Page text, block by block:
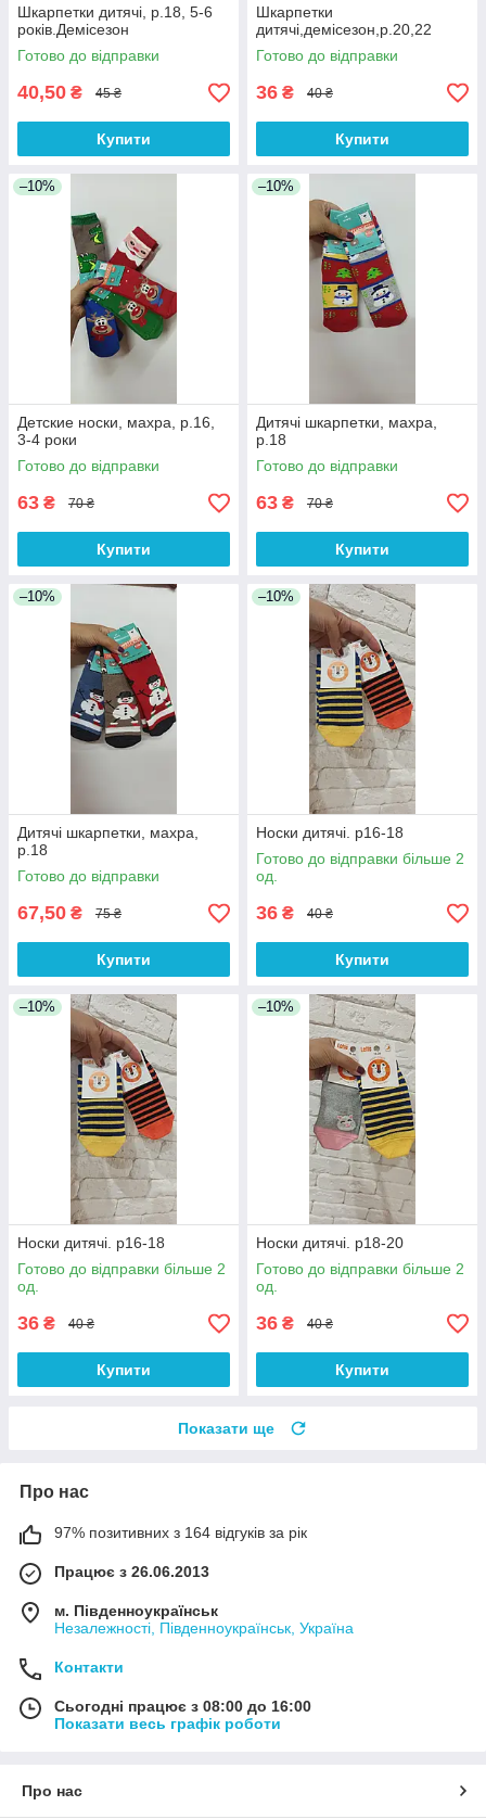
Шкарпетки дитячі, р.18, 5-6
років.Демісезон
Готово до відправки
40,50 ₴ 45 ₴
Купити
Шкарпетки
дитячі,демісезон,р.20,22
Готово до відправки
36 ₴ 40 ₴
Купити
–10%
Детские носки, махра, р.16,
3-4 роки
Готово до відправки
63 ₴ 70 ₴
Купити
–10%
Дитячі шкарпетки, махра,
р.18
Готово до відправки
63 ₴ 70 ₴
Купити
–10%
Дитячі шкарпетки, махра,
р.18
Готово до відправки
67,50 ₴ 75 ₴
Купити
–10%
Носки дитячі. р16-18
Готово до відправки більше 2
од.
36 ₴ 40 ₴
Купити
–10%
Носки дитячі. р16-18
Готово до відправки більше 2
од.
36 ₴ 40 ₴
Купити
–10%
Носки дитячі. р18-20
Готово до відправки більше 2
од.
36 ₴ 40 ₴
Купити
Показати ще
Про нас
97% позитивних з 164 відгуків за рік
Працює з 26.06.2013
м. Південноукраїнськ
Незалежності, Південноукраїнськ, Україна
Контакти
Сьогодні працює з 08:00 до 16:00
Показати весь графік роботи
Про нас